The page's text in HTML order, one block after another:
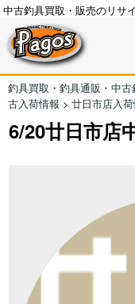
中古釣具買取・販売のリサ
釣具買取・釣具通販・中
古入荷情報 > 廿日市店入
6/20廿日市店